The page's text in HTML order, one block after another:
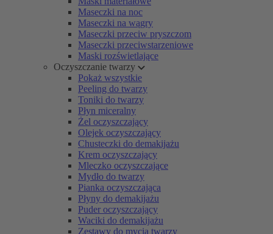
Maseczki na noc
Maseczki na wągry
Maseczki przeciw pryszczom
Maseczki przeciwstarzeniowe
Maski rozświetlające
Oczyszczanie twarzy
Pokaż wszystkie
Peeling do twarzy
Toniki do twarzy
Płyn miceralny
Żel oczyszczający
Olejek oczyszczający
Chusteczki do demakijażu
Krem oczyszczający
Mleczko oczyszczające
Mydło do twarzy
Pianka oczyszczająca
Płyny do demakijażu
Puder oczyszczający
Waciki do demakijażu
Zestawy do mycia twarzy